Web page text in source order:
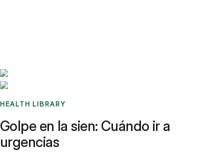
HEALTH LIBRARY
Golpe en la sien: Cuándo ir a
urgencias